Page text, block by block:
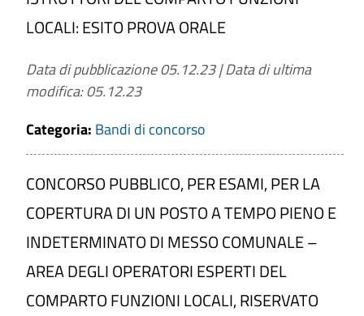
LOCALI: ESITO PROVA ORALE
Data di pubblicazione 05.12.23|Data di ultima
modifica: 05.12.23
Categoria: Bandi di concorso
CONCORSO PUBBLICO, PER ESAMI, PER LA
COPERTURA DI UN POSTO A TEMPO PIENO E
INDETERMINATO DI MESSO COMUNALE –
AREA DEGLI OPERATORI ESPERTI DEL
COMPARTO FUNZIONI LOCALI, RISERVATO